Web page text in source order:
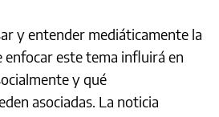
y entender mediáticamente la
enfocar este tema influirá en
y qué
asociadas. La noticia